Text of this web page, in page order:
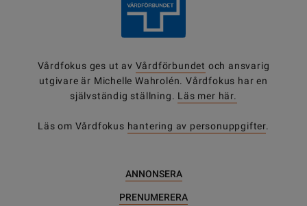
Vårdfokus ges ut av Vårdförbundet och ansvarig
utgivare är Michelle Wahrolén. Vårdfokus har en
självständig ställning. Läs mer här.
Läs om Vårdfokus hantering av personuppgifter.
ANNONSERA
PRENUMERERA